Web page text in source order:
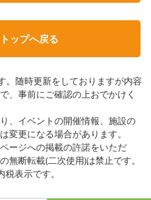
ップへ戻る
随時更新をしておりますが内容
、事前にご確認の上おでかけく
、イベントの開催情報、施設の
変更になる場合があります。
ージへの掲載の許諾をいただ
無断転載(二次使用)は禁止です。
表示です。